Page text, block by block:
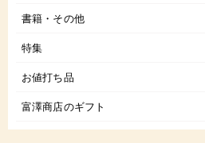
書籍・その他
特集
お値打ち品
富澤商店のギフト